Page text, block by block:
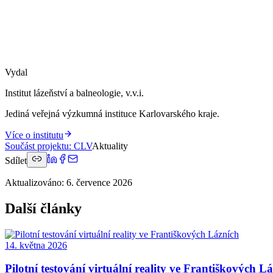
Vydal
Institut lázeňství a balneologie, v.v.i.
Jediná veřejná výzkumná instituce Karlovarského kraje.
Více o institutu
Součást projektu: CLVAktuality
Sdílet
Aktualizováno: 6. července 2026
Další články
14. května 2026
Pilotní testování virtuální reality ve Františkových